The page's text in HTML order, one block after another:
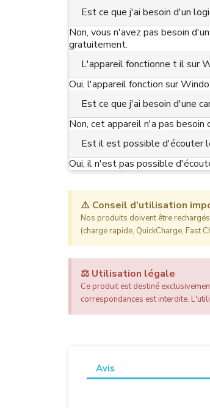
Est ce que j'ai besoin d'un
Non, vous n'avez pas besoin
gratuitement.
L'appareil fonctionne t il sur
Oui, l'appareil fonction sur
Est ce que j'ai besoin d'une
Non, cet appareil n'a pas besoin
Est il est possible d'écouter
Oui, il n'est pas possible
⚠️ Conseil d’utilisation
Nos produits doivent être
(charge rapide, QuickCharge, Fast
⚖️ Utilisation légale
Ce produit est destiné
correspondances est interdite.
Avis